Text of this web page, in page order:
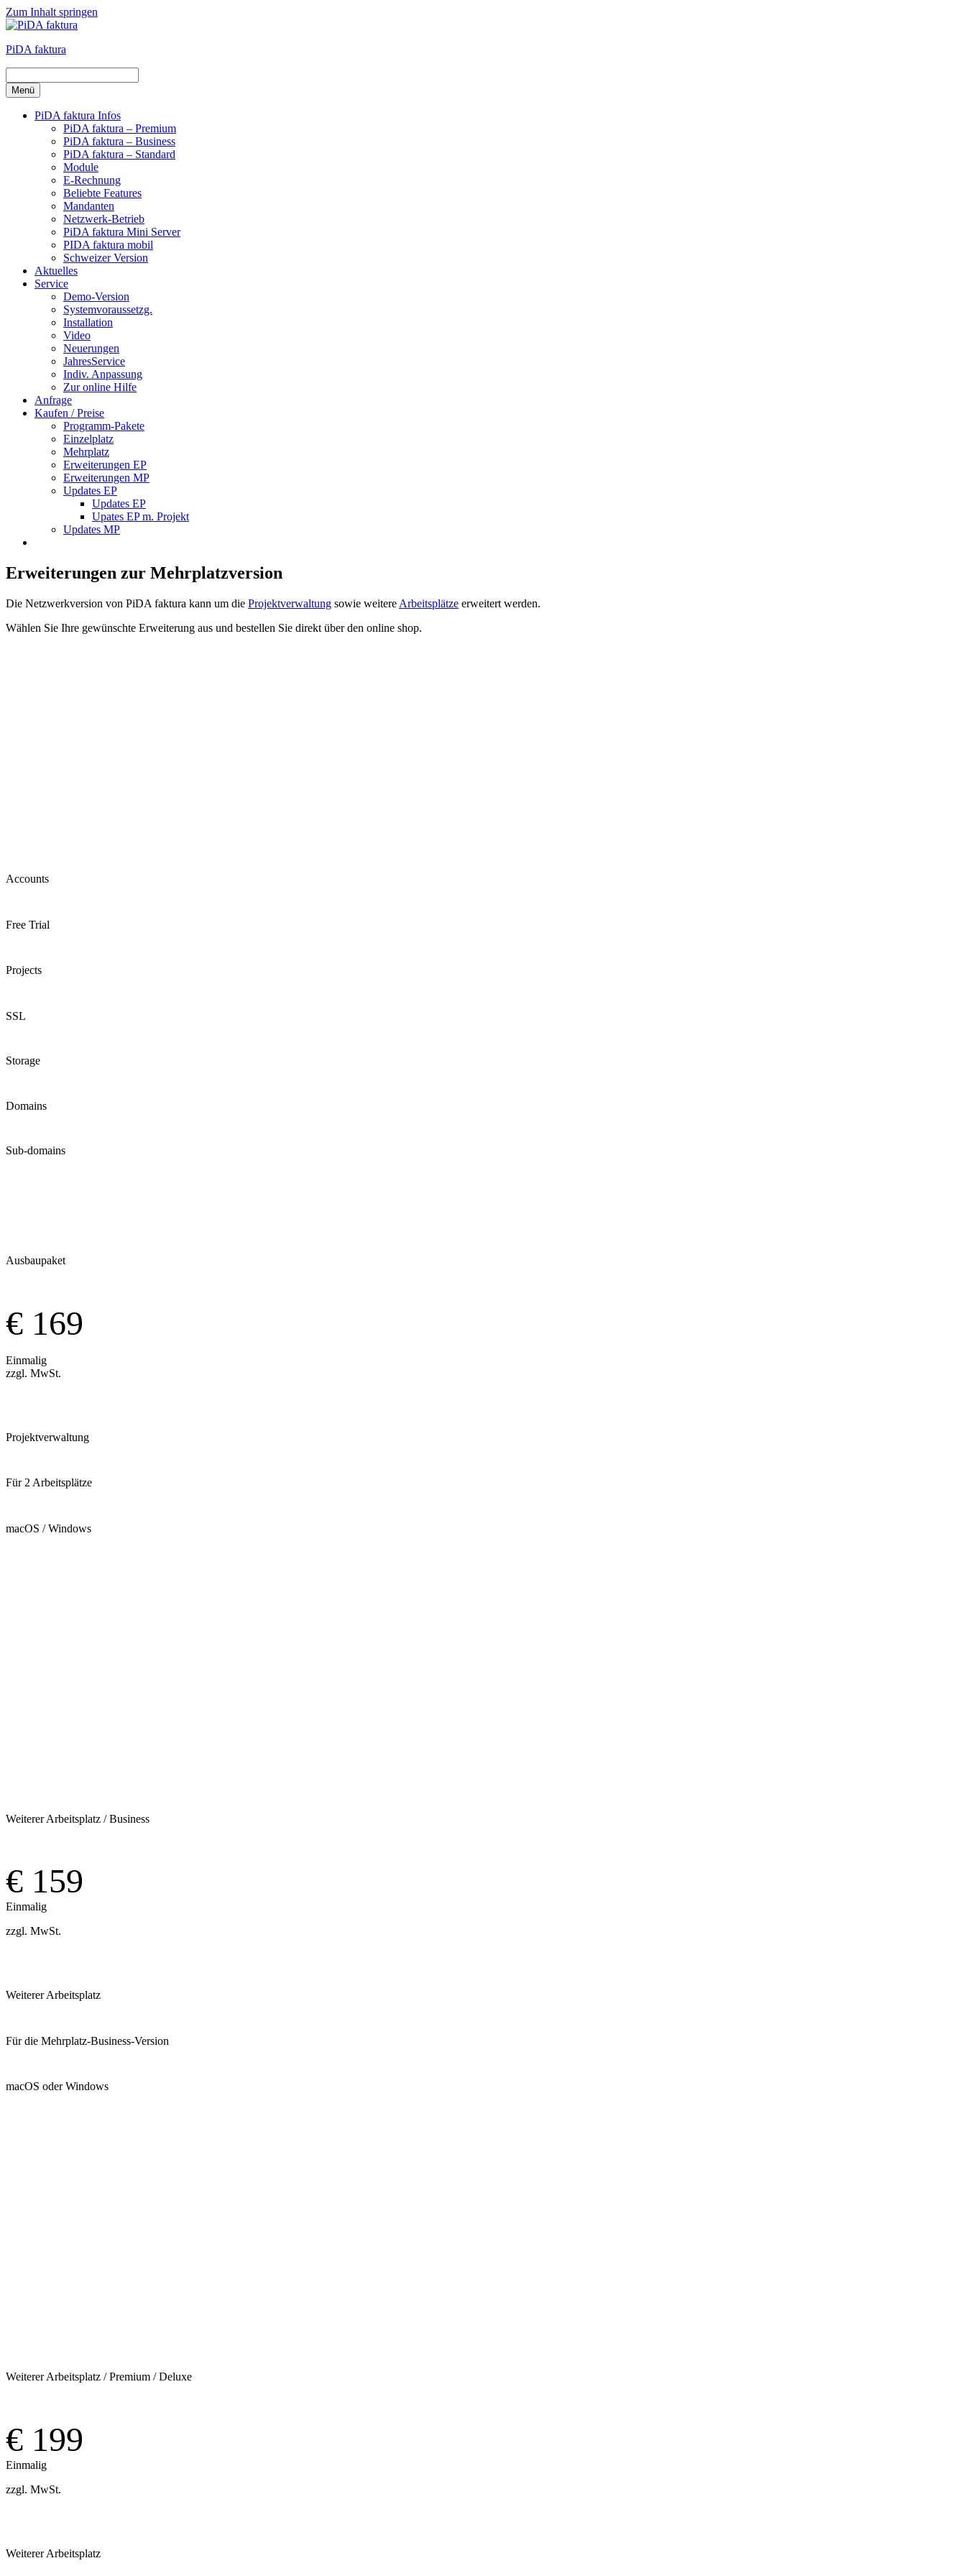
Zum Inhalt springen
PiDA faktura
Menü
PiDA faktura Infos
PiDA faktura – Premium
PiDA faktura – Business
PiDA faktura – Standard
Module
E-Rechnung
Beliebte Features
Mandanten
Netzwerk-Betrieb
PiDA faktura Mini Server
PIDA faktura mobil
Schweizer Version
Aktuelles
Service
Demo-Version
Systemvoraussetzg.
Installation
Video
Neuerungen
JahresService
Indiv. Anpassung
Zur online Hilfe
Anfrage
Kaufen / Preise
Programm-Pakete
Einzelplatz
Mehrplatz
Erweiterungen EP
Erweiterungen MP
Updates EP
Updates EP
Upates EP m. Projekt
Updates MP
Erweiterungen zur Mehrplatzversion
Die Netzwerkversion von PiDA faktura kann um die Projektverwaltung sowie weitere Arbeitsplätze erweitert werden.
Wählen Sie Ihre gewünschte Erweiterung aus und bestellen Sie direkt über den online shop.
Accounts
Free Trial
Projects
SSL
Storage
Domains
Sub-domains
Ausbaupaket
€ 169
Einmalig
zzgl. MwSt.
Projektverwaltung
Für 2 Arbeitsplätze
macOS / Windows
Weiterer Arbeitsplatz / Business
€ 159
Einmalig
zzgl. MwSt.
Weiterer Arbeitsplatz
Für die Mehrplatz-Business-Version
macOS oder Windows
Weiterer Arbeitsplatz / Premium / Deluxe
€ 199
Einmalig
zzgl. MwSt.
Weiterer Arbeitsplatz